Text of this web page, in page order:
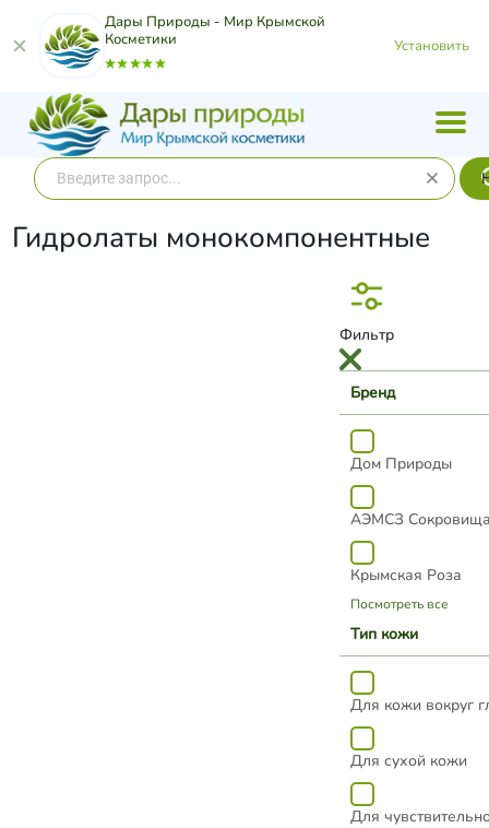
Дары Природы - Мир Крымской
Косметики
Установить
Гидролаты монокомпонентные
Фильтр
Бренд
Дом Природы
АЭМСЗ
Крымская Роза
Посмотреть все
Тип кожи
Для кожи вокруг
Для сухой кожи
Для